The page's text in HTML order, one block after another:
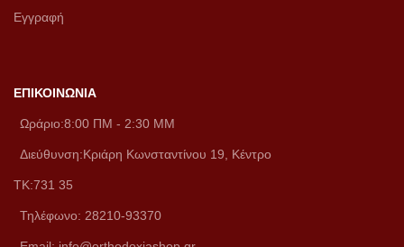
Εγγραφή
ΕΠΙΚΟΙΝΩΝΙΑ
Ωράριο:8:00 ΠM - 2:30 MM
Διεύθυνση:Κριάρη Κωνσταντίνου 19, Κέντρο
ΤΚ:731 35
Τηλέφωνο: 28210-93370